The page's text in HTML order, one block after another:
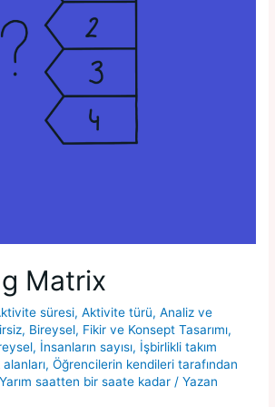
Matrix
süresi,Aktivite türü,Analiz ve
, Bireysel, Fikir ve Konsept Tasarımı,
, İnsanların sayısı, İşbirlikli takım
,Öğrencilerin kendileri tarafından
Yarım saatten bir saate kadar / Yazan